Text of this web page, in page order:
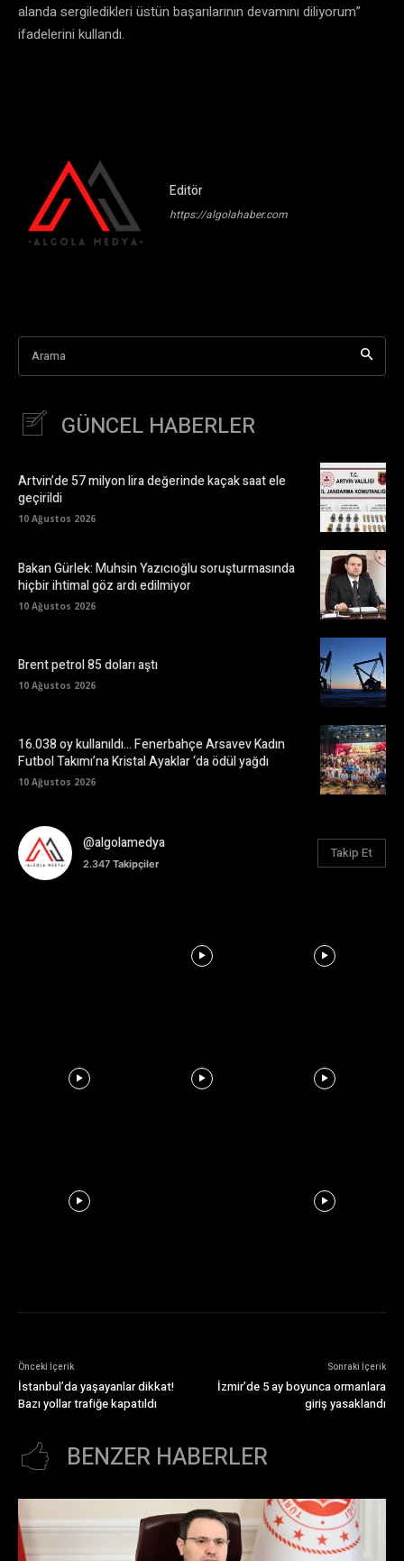
alanda sergiledikleri üstün başarılarının devamını diliyorum”
ifadelerini kullandı.
Editör
https://algolahaber.com
Arama
GÜNCEL HABERLER
Artvin’de 57 milyon lira değerinde kaçak saat ele
geçirildi
10 Ağustos 2026
Bakan Gürlek: Muhsin Yazıcıoğlu soruşturmasında
hiçbir ihtimal göz ardı edilmiyor
10 Ağustos 2026
Brent petrol 85 doları aştı
10 Ağustos 2026
16.038 oy kullanıldı… Fenerbahçe Arsavev Kadın
Futbol Takımı’na Kristal Ayaklar ‘da ödül yağdı
10 Ağustos 2026
@algolamedya
2.347 Takipçiler
Takip Et
Önceki İçerik
İstanbul’da yaşayanlar dikkat!
Bazı yollar trafiğe kapatıldı
Sonraki İçerik
İzmir’de 5 ay boyunca ormanlara
giriş yasaklandı
BENZER HABERLER